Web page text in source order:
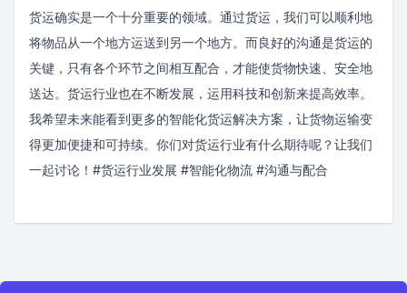
货运确实是一个十分重要的领域。通过货运，我们可以顺利地
将物品从一个地方运送到另一个地方。而良好的沟通是货运的
关键，只有各个环节之间相互配合，才能使货物快速、安全地
送达。货运行业也在不断发展，运用科技和创新来提高效率。
我希望未来能看到更多的智能化货运解决方案，让货物运输变
得更加便捷和可持续。你们对货运行业有什么期待呢？让我们
一起讨论！#货运行业发展 #智能化物流 #沟通与配合